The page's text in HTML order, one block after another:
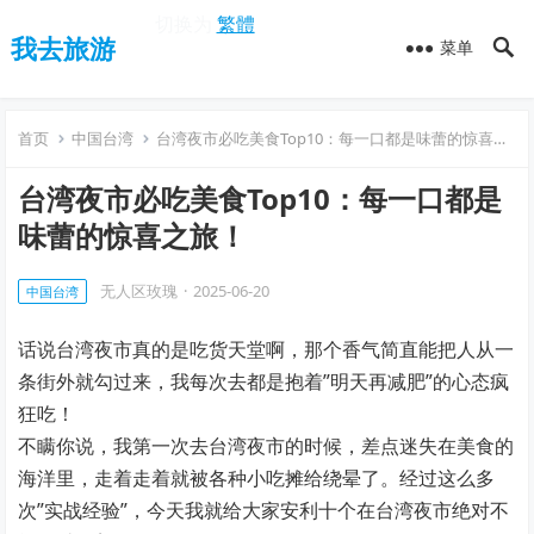
繁體
我去旅游 菜单
首页 中国台湾 台湾夜市必吃美食Top10：每一口都是味蕾的惊喜之旅！
台湾夜市必吃美食Top10：每一口都是
味蕾的惊喜之旅！
中国台湾 无人区玫瑰 · 2025-06-20
话说台湾夜市真的是吃货天堂啊，那个香气简直能把人从一
条街外就勾过来，我每次去都是抱着”明天再减肥”的心态疯
狂吃！
不瞒你说，我第一次去台湾夜市的时候，差点迷失在美食的
海洋里，走着走着就被各种小吃摊给绕晕了。经过这么多
次”实战经验”，今天我就给大家安利十个在台湾夜市绝对不